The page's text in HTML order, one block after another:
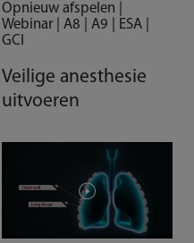
Opnieuw afspelen |
Webinar | A8 | A9 | ESA |
GCI
Veilige anesthesie
uitvoeren